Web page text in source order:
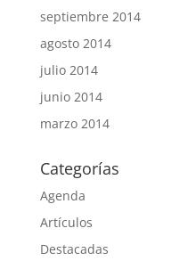
septiembre 2014
agosto 2014
julio 2014
junio 2014
marzo 2014
Categorías
Agenda
Artículos
Destacadas